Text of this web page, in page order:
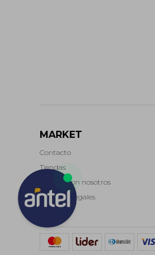
MARKET
Contacto
Tiendas
Trabaja con nosotros
Términos legales